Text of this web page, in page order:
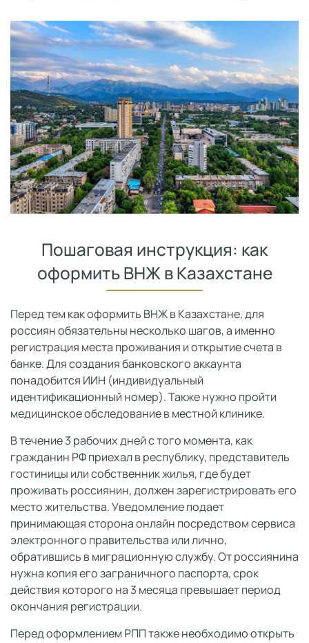
Пошаговая инструкция: как
оформить ВНЖ в Казахстане
Перед тем как оформить ВНЖ в Казахстане, для
россиян обязательны несколько шагов, а именно
регистрация места проживания и открытие счета в
банке. Для создания банковского аккаунта
понадобится ИИН (индивидуальный
идентификационный номер). Также нужно пройти
медицинское обследование в местной клинике.
В течение 3 рабочих дней с того момента, как
гражданин РФ приехал в республику, представитель
гостиницы или собственник жилья, где будет
проживать россиянин, должен зарегистрировать его
место жительства. Уведомление подает
принимающая сторона онлайн посредством сервиса
электронного правительства или лично,
обратившись в миграционную службу. От россиянина
нужна копия его заграничного паспорта, срок
действия которого на 3 месяца превышает период
окончания регистрации.
Перед оформлением РПП также необходимо открыть